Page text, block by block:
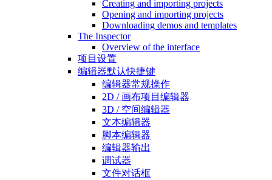
Creating and importing projects
Opening and importing projects
Downloading demos and templates
The Inspector
Overview of the interface
项目设置
编辑器默认快捷键
编辑器常规操作
2D / 画布项目编辑器
3D / 空间编辑器
文本编辑器
脚本编辑器
编辑器输出
调试器
文件对话框